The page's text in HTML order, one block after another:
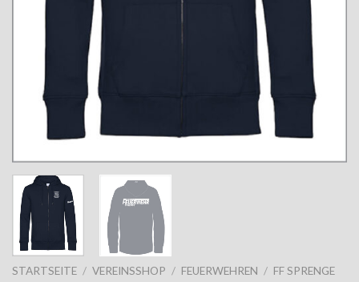
STARTSEITE / VEREINSSHOP / FEUERWEHREN / FF SPRENGE